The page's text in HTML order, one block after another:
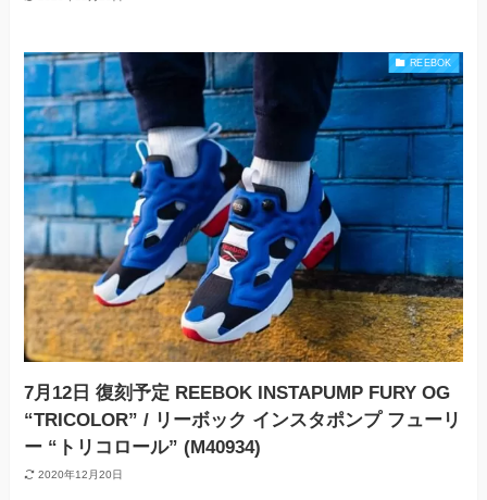
REEBOK
7月12日 復刻予定 REEBOK INSTAPUMP FURY OG
“TRICOLOR” / リーボック インスタポンプ フューリ
ー “トリコロール” (M40934)
2020年12月20日